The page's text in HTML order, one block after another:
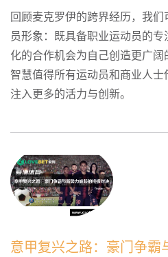
回顾麦克罗伊的跨界经历，我
员形象：既具备职业运动员的
化的合作机会为自己创造更广
智慧值得所有运动员和商业人
注入更多的活力与创新。
意甲复兴之路：豪门争